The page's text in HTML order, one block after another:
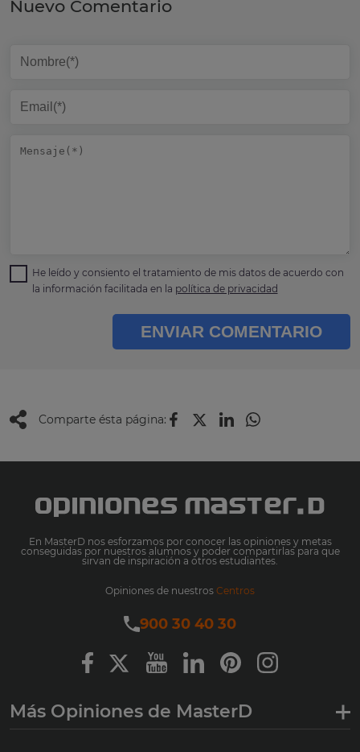
Nuevo Comentario
He leído y consiento el tratamiento de mis datos de acuerdo con
la información facilitada en la política de privacidad
ENVIAR COMENTARIO
Comparte ésta página:
En MasterD nos esforzamos por conocer las opiniones y metas
conseguidas por nuestros alumnos y poder compartirlas para que
sirvan de inspiración a otros estudiantes.
Opiniones de nuestros Centros
900 30 40 30
Más Opiniones de MasterD